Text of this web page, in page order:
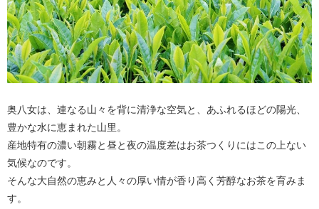
奥八女は、連なる山々を背に清浄な空気と、あふれるほどの陽光、
豊かな水に恵まれた山里。
産地特有の濃い朝霧と昼と夜の温度差はお茶つくりにはこの上ない
気候なのです。
そんな大自然の恵みと人々の厚い情が香り高く芳醇なお茶を育みま
す。